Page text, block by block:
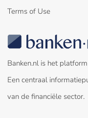
Terms of Use
Banken.nl is het
Een centraal
van de financiële sector.